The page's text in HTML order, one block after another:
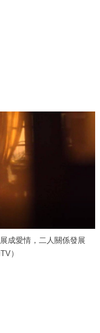
成愛情，二人關係發展
）